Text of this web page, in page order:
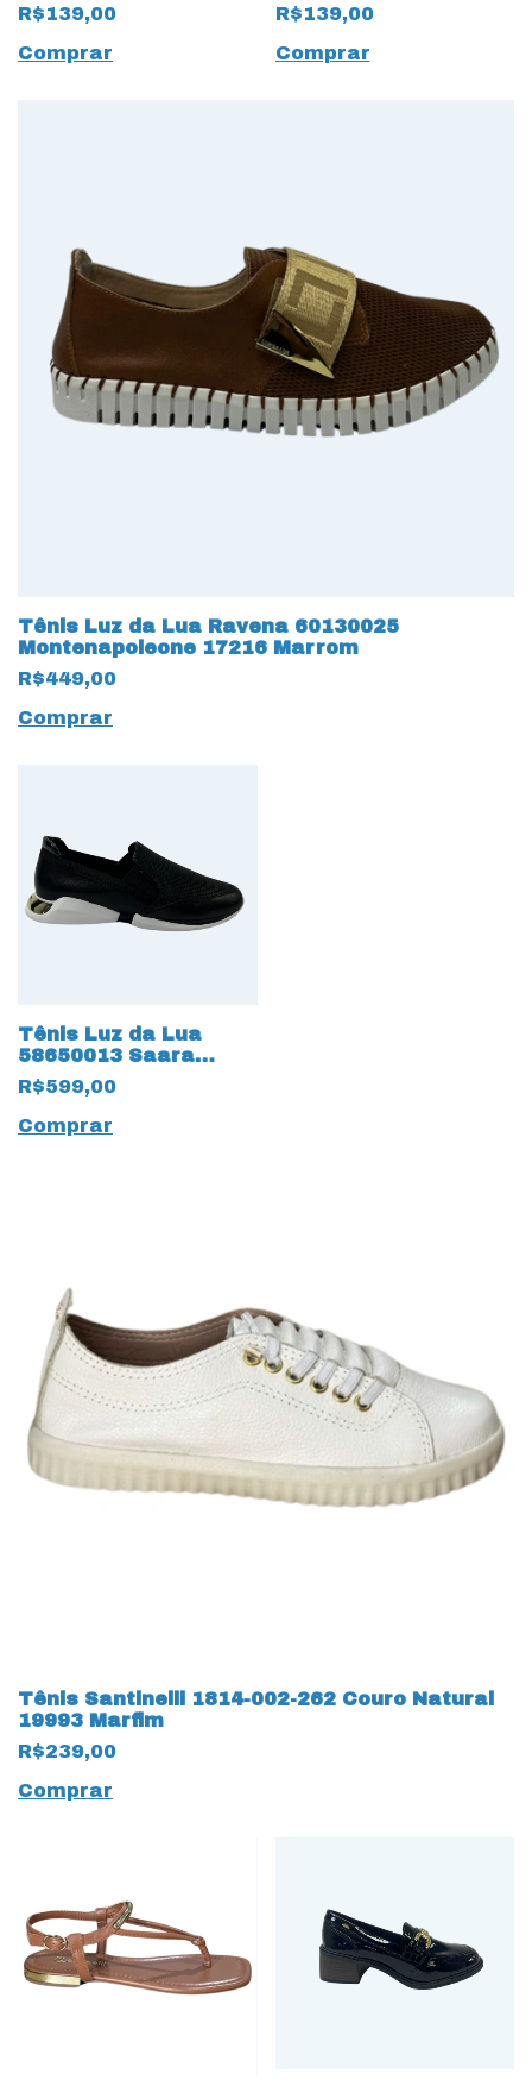
Classic 15651
Vermelho
R$139,00
Comprar
Bandeira
R$139,00
Comprar
Tênis Luz da Lua Ravena 60130025
Montenapoleone 17216 Marrom
R$449,00
Comprar
Tênis Luz da Lua
58650013 Saara
Ravena 17222 Preto
R$599,00
Comprar
Tênis Santinelli 1814-002-262 Couro Natural
19993 Marfim
R$239,00
Comprar